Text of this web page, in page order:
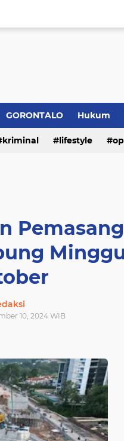
GORONTALO Hukum
kriminal lifestyle
10, 2024 WIB